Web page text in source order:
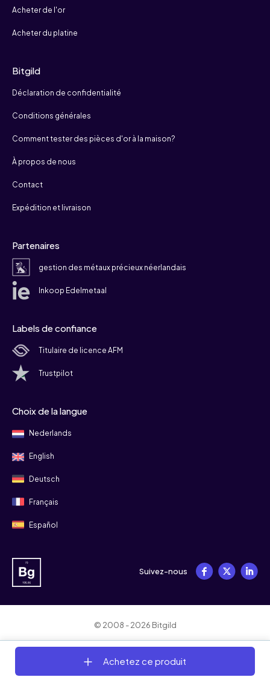
Acheter de l'or
Acheter du platine
Bitgild
Déclaration de confidentialité
Conditions générales
Comment tester des pièces d'or à la maison?
À propos de nous
Contact
Expédition et livraison
Partenaires
gestion des métaux précieux néerlandais
Inkoop Edelmetaal
Labels de confiance
Titulaire de licence AFM
Trustpilot
Choix de la langue
Nederlands
English
Deutsch
Français
Español
Suivez-nous
© 2008 - 2026 Bitgild
Termes et conditions Confidentialité Cookies
Achetez ce produit